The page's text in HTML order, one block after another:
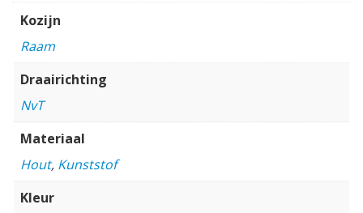
Kozijn
Raam
Draairichting
NvT
Materiaal
Hout, Kunststof
Kleur